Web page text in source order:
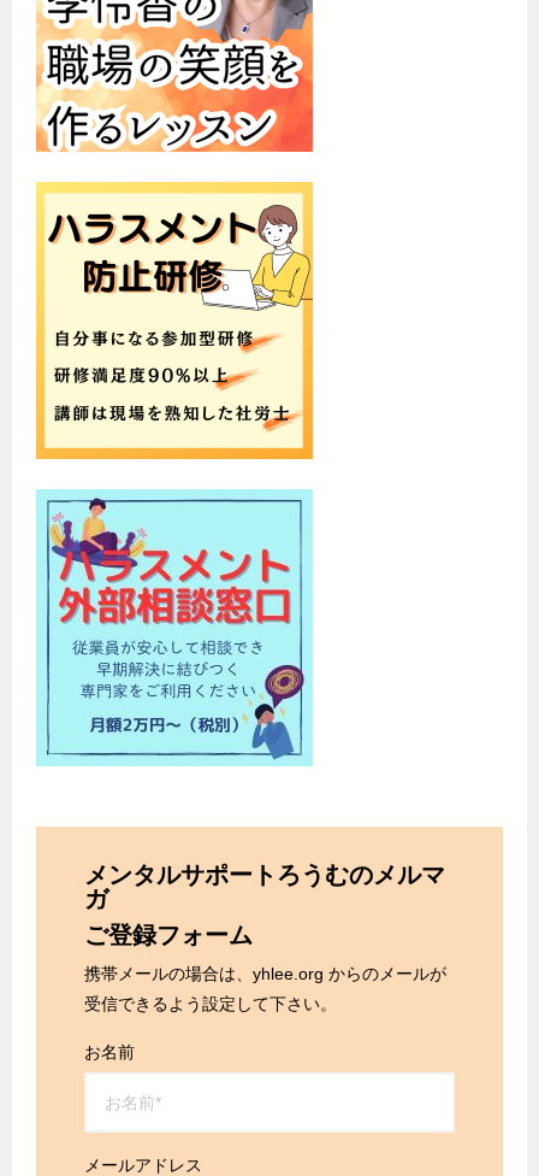
メンタルサポートろうむのメルマ
ガ
ご登録フォーム
携帯メールの場合は、yhlee.org からのメールが
受信できるよう設定して下さい。
お名前
メールアドレス